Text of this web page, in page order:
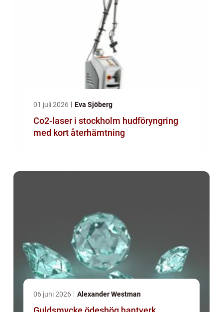
01 juli 2026 Eva Sjöberg
Co2-laser i stockholm hudföryngring
med kort återhämtning
06 juni 2026 Alexander Westman